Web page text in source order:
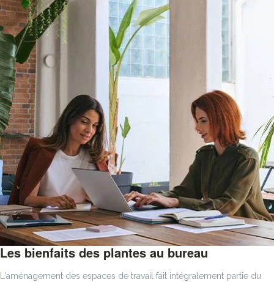
Les bienfaits des plantes au bureau
L'aménagement des espaces de travail fait intégralement partie du